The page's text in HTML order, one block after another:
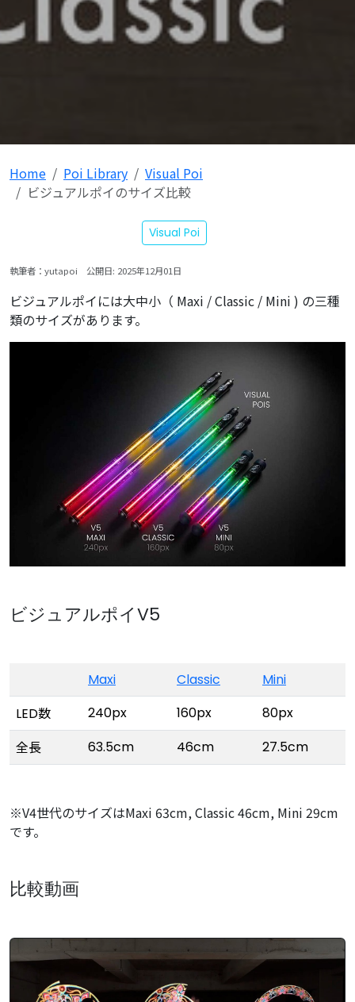
Home Poi Library
Visual Poi
ビジュアルポイのサイズ比較
Visual Poi
執筆者：yutapoi 公開日: 2025年12月01日
ビジュアルポイには大中小（ Maxi / Classic / Mini ) の三種
類のサイズがあります。
ビジュアルポイV5
Maxi Classic
Mini
LED数
240px 160px
80px
全長
63.5cm 46cm 27.5cm
※V4世代のサイズはMaxi 63cm, Classic 46cm, Mini 29cm
です。
比較動画